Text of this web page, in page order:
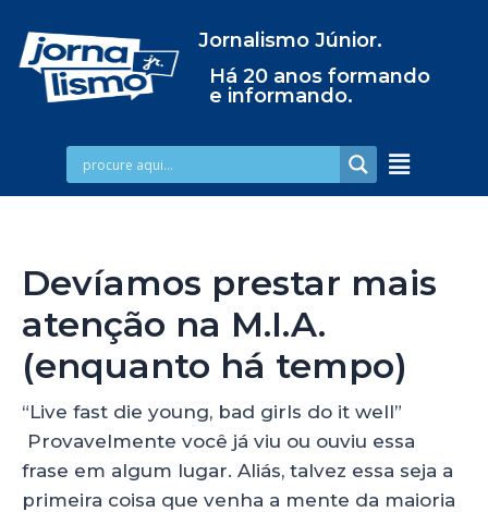
Jornalismo Júnior.
Há 20 anos formando
e informando.
Devíamos prestar mais
atenção na M.I.A.
(enquanto há tempo)
“Live fast die young, bad girls do it well”
Provavelmente você já viu ou ouviu essa
frase em algum lugar. Aliás, talvez essa seja a
primeira coisa que venha a mente da maioria